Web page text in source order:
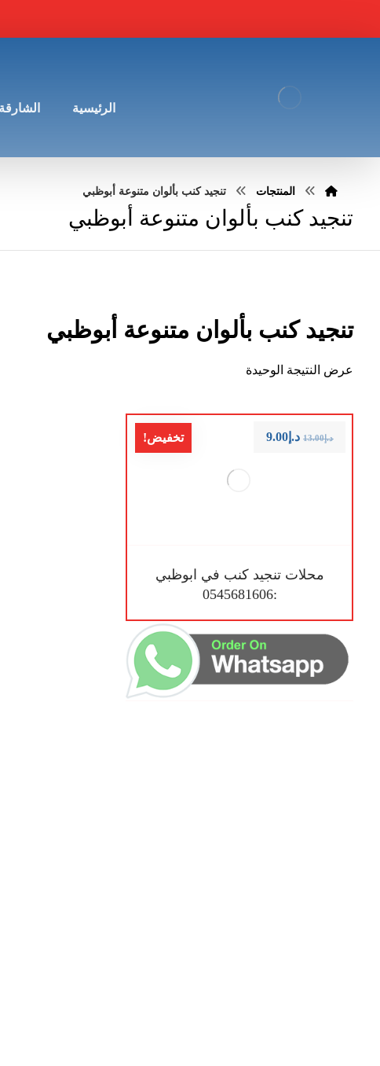
الرئيسية الشارقة
المنتجات تنجيد كنب بألوان متنوعة أبوظبي
تنجيد كنب بألوان متنوعة أبوظبي
تنجيد كنب بألوان متنوعة أبوظبي
عرض النتيجة الوحيدة
تخفيض!
محلات تنجيد كنب في ابوظبي
:0545681606
د.إ13.00 د.إ 9.00